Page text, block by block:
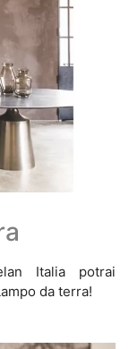
Italia potrai
da terra!